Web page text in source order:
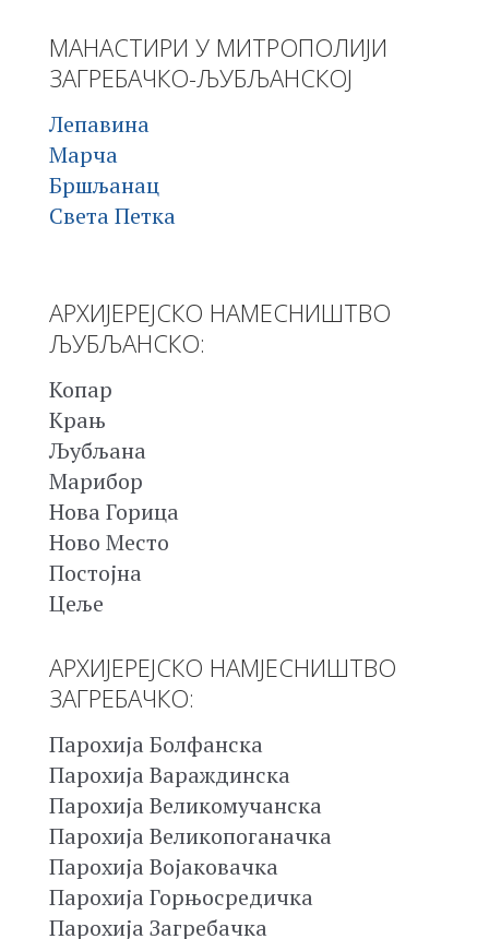
МАНАСТИРИ У МИТРОПОЛИЈИ
ЗАГРЕБАЧКО-ЉУБЉАНСКОЈ
Лепавина
Марча
Бршљанац
Света Петка
АРХИЈЕРЕЈСКО НАМЕСНИШТВО
ЉУБЉАНСКО:
Копар
Крањ
Љубљана
Марибор
Нова Горица
Ново Место
Постојна
Цеље
АРХИЈЕРЕЈСКО НАМЈЕСНИШТВО
ЗАГРЕБАЧКО:
Парохија Болфанска
Парохија Вараждинска
Парохија Великомучанска
Парохија Великопоганачка
Парохија Војаковачка
Парохија Горњосредичка
Парохија Загребачка